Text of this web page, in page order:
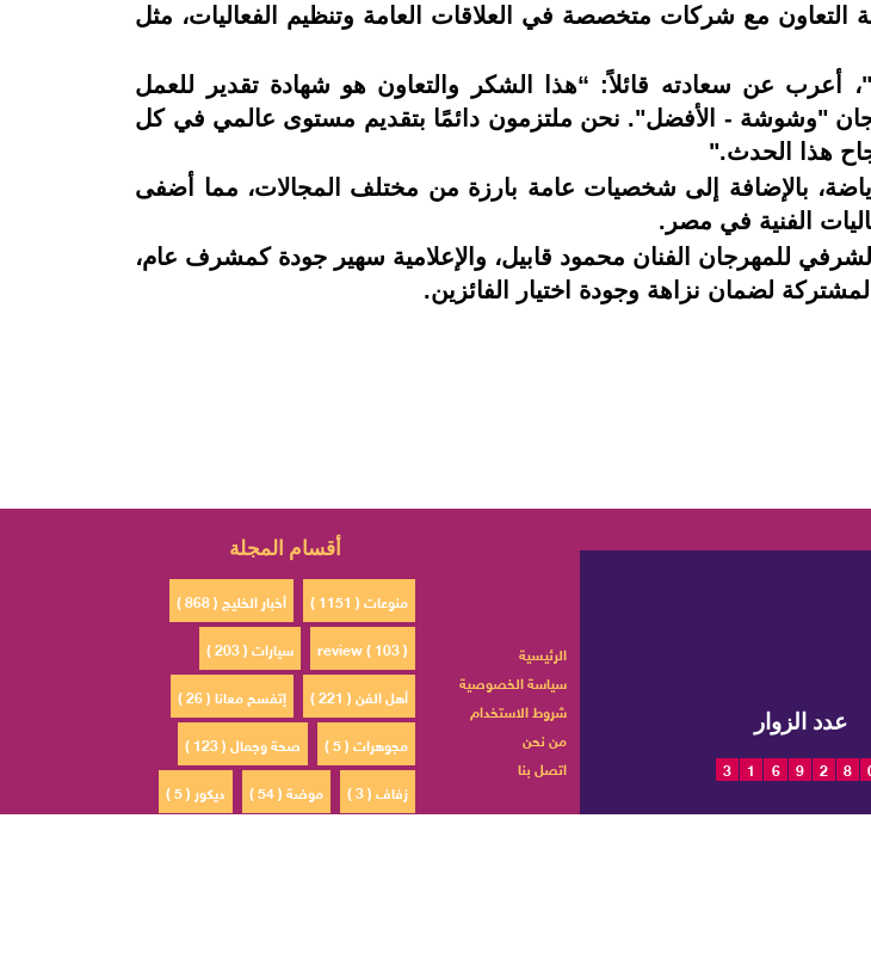
التعاون مع شركات متخصصة في العلاقات العامة وتنظيم الفعاليات، مثل
عن سعادته قائلاً: “هذا الشكر والتعاون هو شهادة تقدير للعمل
"وشوشة - الأفضل". نحن ملتزمون دائمًا بتقديم مستوى عالمي في كل
هذا الحدث."
بالإضافة إلى شخصيات عامة بارزة من مختلف المجالات، مما أضفى
الفنية في مصر.
إشراف الرئيس الشرفي للمهرجان الفنان محمود قابيل، والإعلامية سهير جودة كمشرف عام،
لضمان نزاهة وجودة اختيار الفائزين.
أقسام المجلة
أخبار الخليج ( 868 )
منوعات ( 1151 )
سيارات ( 203 )
review ( 103 )
إتفسح معانا ( 26 )
أهل الفن ( 221 )
صحة وجمال ( 123 )
مجوهرات ( 5 )
ديكور ( 5 )
موضة ( 54 )
زفاف ( 3 )
الرئيسية
سياسة الخصوصية
شروط الاستخدام
من نحن
اتصل بنا
عدد الزوار
3 1 6 9 2 8